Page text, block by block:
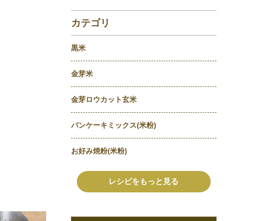
カテゴリ
黒米
金芽米
金芽ロウカット玄米
パンケーキミックス(米粉)
お好み焼粉(米粉)
レシピをもっと見る